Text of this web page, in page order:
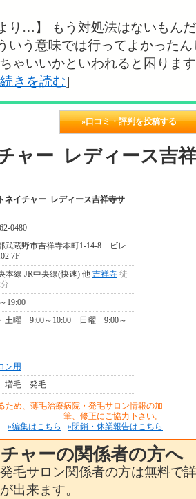
り…】 もう対処法はないもん
いう意味では行ってよかった
ゃいいかといわれると困りま
続きを読む]
»口コミ・評判を投稿する
ャー レディース吉
ネイチャー レディース吉祥寺サ
0480
武蔵野市吉祥寺本町1-14-8 ビレ
7F
本線 JR中央線(快速) 他 吉祥寺 徒
19:00
土曜 9:00～10:00 日曜 9:00～
ン用
増毛 発毛
ため、薄毛治療病院・発毛サロン情報の加
筆、修正にご協力下さい。
»編集はこちら
»閉鎖・休業報告はこちら
ャーの関係者の方へ
毛サロン関係者の方は無料で
出来ます。